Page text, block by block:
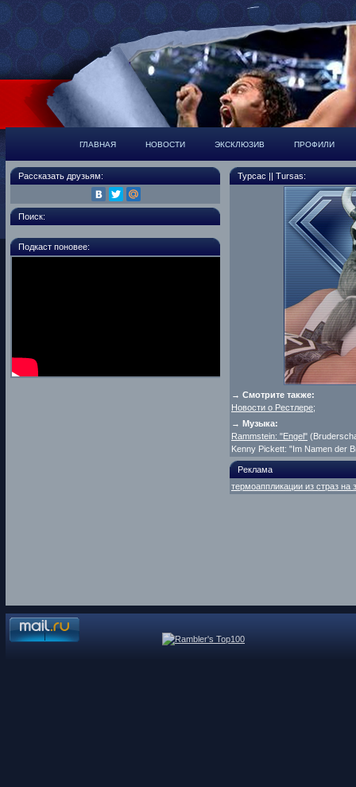
ГЛАВНАЯ НОВОСТИ ЭКСКЛЮЗИВ ПРОФИЛИ
Рассказать друзьям:
Поиск:
Подкаст поновее:
Турсас || Tursas:
→ Смотрите также:
Новости о Рестлере;
→ Музыка:
Rammstein: "Engel"
Kenny Pickett: "Im Namen der
Реклама
термоаппликации из страз на